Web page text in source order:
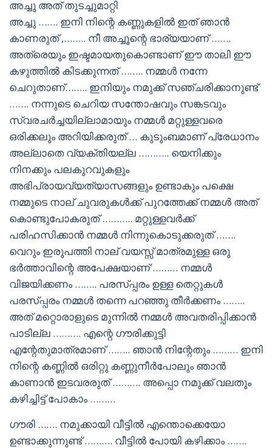
അച്ചു അത് തുടച്ചുമാറ്റി
അച്ചു ……. ഇനി നിന്റെ കണ്ണുകളിൽ ഇത് ഞാൻ
കാണരുത് ,…….. നീ അച്ചൂന്റെ ഭാര്യയാണ് …….
അത്രെയും ഇഷ്ടമായതുകൊണ്ടാണ് ഈ താലി ഈ
കഴുത്തിൽ കിടക്കുന്നത് …….. നമ്മൾ നന്നേ
ചെറുതാണ്…….. ഇനിയും നമുക്ക് സഞ്ചരിക്കാനുണ്ട്
……. നന്നുടെ ചെറിയ സന്തോഷവും സങ്കടവും
സ്വരചർച്ചയില്ലാമായും നമ്മൾ മറ്റുള്ളവരെ
ഒരിക്കലും അറിയിക്കരുത് … കുടുംബമാണ് പ്രേധാനം
അല്ലാതെ വ്യക്തിയല്ല ……….. യെനിക്കും
നിനക്കും പലകുറവുകളും
അഭിപ്രായവ്യത്യാസങ്ങളും ഉണ്ടാകും പക്ഷെ
നമ്മുടെ നാല് ചുവരുകൾക്ക് പുറത്തേക്ക് നമ്മൾ അത്
കൊണ്ടുപോകരുത് ……….. മറ്റുള്ളവർക്ക്
പരിഹസിക്കാൻ നമ്മൾ നിന്നുകൊടുക്കരുത് …….
വെറും ഇരുപത്തി നാല് വയസ്സ് മാത്രമുള്ള ഒരു
ഭർത്താവിന്റെ അപേക്ഷയാണ് ……… നമ്മൾ
വിജയിക്കണം …….. പരസ്പ്പരം ഉള്ള തെറ്റുകൾ
പരസ്പ്പരം നമ്മൾ തന്നെ പറഞ്ഞു തീർക്കണം ……..
അത് മറ്റൊരാളുടെ മുന്നിൽ നമ്മൾ അവതരിപ്പിക്കാൻ
പാടില്ല ………. എന്റെ ഗൗരിക്കുട്ടി
എന്റേതുമാത്രമാണ് …….. ഞാൻ നിന്റേതും ……… ഇനി
നിന്റെ കണ്ണിൽ ഒരിറ്റു കണ്ണുനീർപോലും ഞാൻ
കാണാൻ ഇടവരരുത് ………. അപ്പൊ നമുക്ക് വലതും
കഴിച്ചിട്ട് പോകാം ………
ഗൗരി ……. നമുക്കായി വീട്ടിൽ എന്തൊക്കെയോ
ഉണ്ടാക്കുന്നുണ്ട് ………. വീട്ടിൽ പോയി കഴിക്കാം …….